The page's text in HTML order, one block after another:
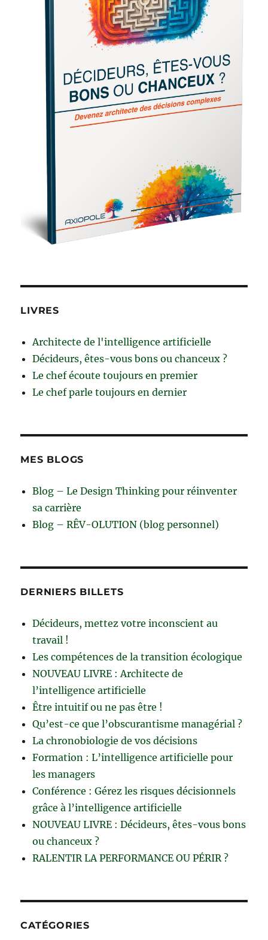
LIVRES
Architecte de l'intelligence artificielle
Décideurs, êtes-vous bons ou chanceux ?
Le chef écoute toujours en premier
Le chef parle toujours en dernier
MES BLOGS
Blog – Le Design Thinking pour réinventer
sa carrière
Blog – RÊV-OLUTION (blog personnel)
DERNIERS BILLETS
Décideurs, mettez votre inconscient au
travail !
Les compétences de la transition écologique
NOUVEAU LIVRE : Architecte de
l’intelligence artificielle
Être intuitif ou ne pas être !
Qu’est-ce que l’obscurantisme managérial ?
La chronobiologie de vos décisions
Formation : L’intelligence artificielle pour
les managers
Conférence : Gérez les risques décisionnels
grâce à l’intelligence artificielle
NOUVEAU LIVRE : Décideurs, êtes-vous bons
ou chanceux ?
RALENTIR LA PERFORMANCE OU PÉRIR ?
CATÉGORIES